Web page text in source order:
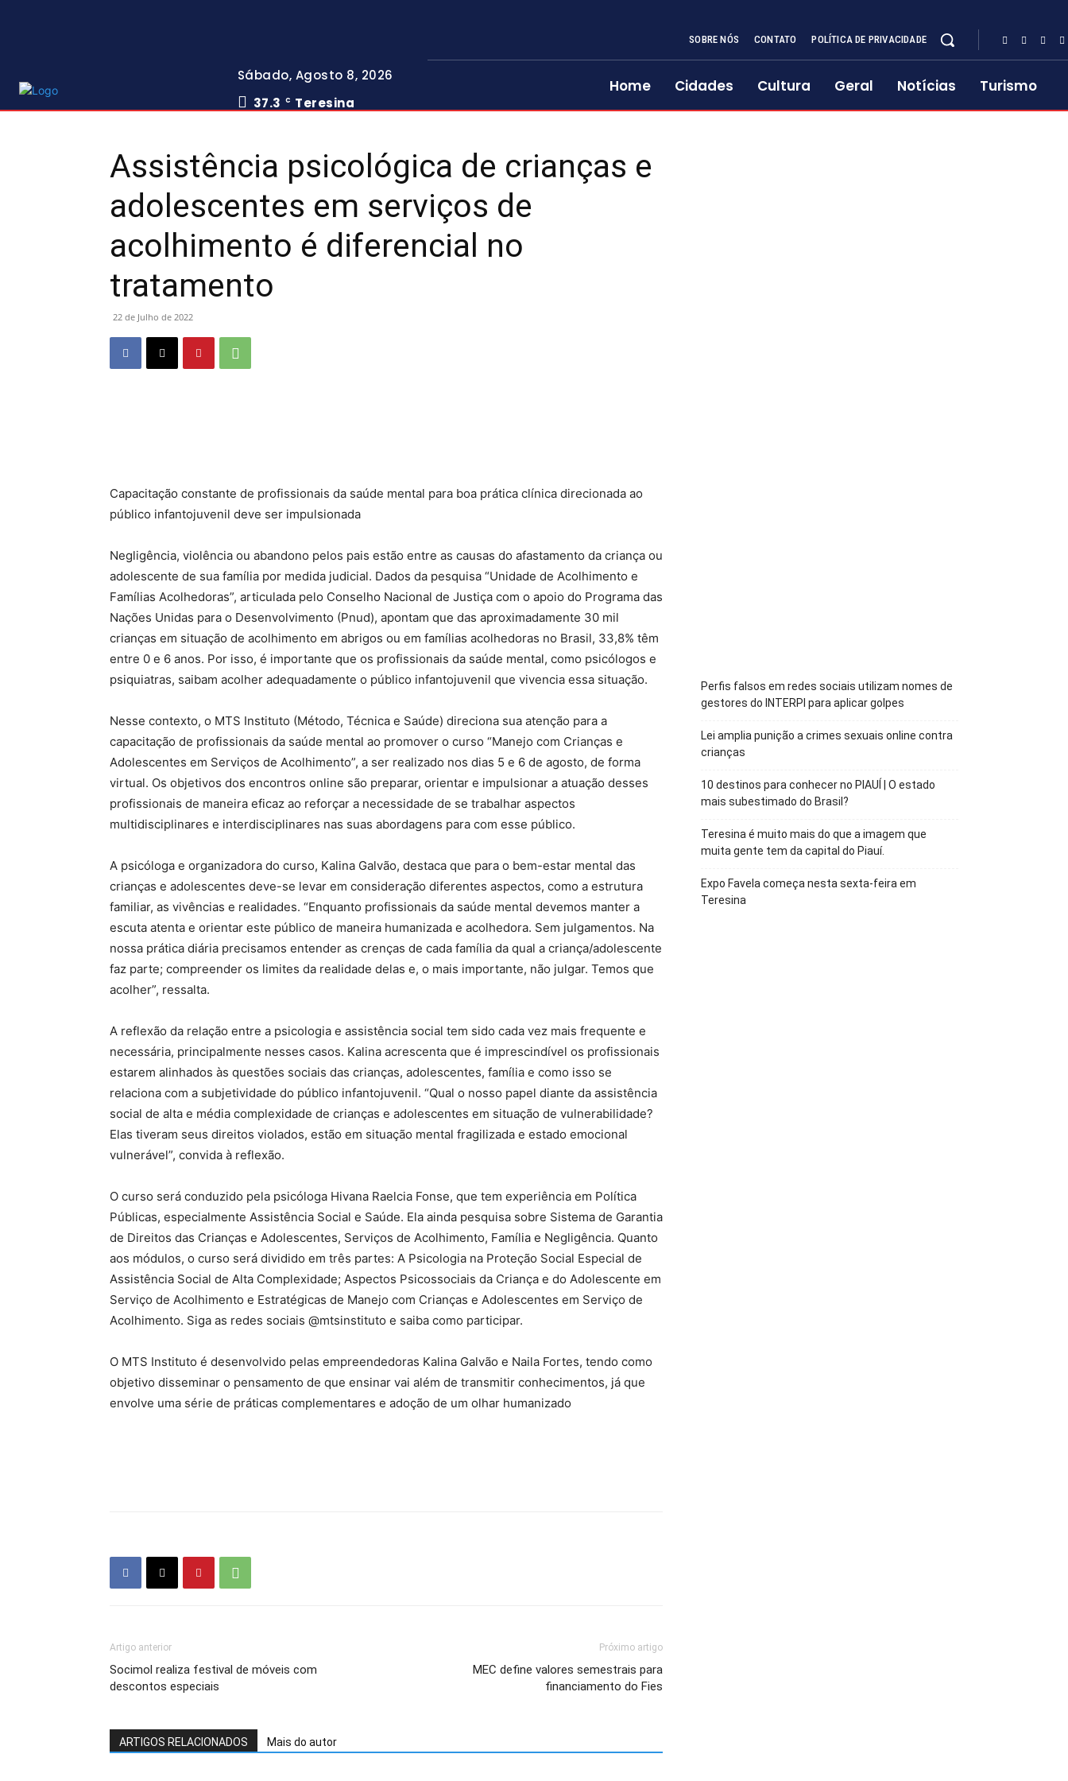
Sábado, Agosto 8, 2026
37.3
C Teresina
SOBRE NÓS CONTATO POLÍTICA DE PRIVACIDADE
Home Cidades Cultura Geral Notícias Turismo
Assistência psicológica de crianças e
adolescentes em serviços de
acolhimento é diferencial no
tratamento
22 de Julho de 2022
Capacitação constante de profissionais da saúde mental para boa prática clínica direcionada ao
público infantojuvenil deve ser impulsionada
Negligência, violência ou abandono pelos pais estão entre as causas do afastamento da criança ou
adolescente de sua família por medida judicial. Dados da pesquisa “Unidade de Acolhimento e
Famílias Acolhedoras”, articulada pelo Conselho Nacional de Justiça com o apoio do Programa das
Nações Unidas para o Desenvolvimento (Pnud), apontam que das aproximadamente 30 mil
crianças em situação de acolhimento em abrigos ou em famílias acolhedoras no Brasil, 33,8% têm
entre 0 e 6 anos. Por isso, é importante que os profissionais da saúde mental, como psicólogos e
psiquiatras, saibam acolher adequadamente o público infantojuvenil que vivencia essa situação.
Nesse contexto, o MTS Instituto (Método, Técnica e Saúde) direciona sua atenção para a
capacitação de profissionais da saúde mental ao promover o curso “Manejo com Crianças e
Adolescentes em Serviços de Acolhimento”, a ser realizado nos dias 5 e 6 de agosto, de forma
virtual. Os objetivos dos encontros online são preparar, orientar e impulsionar a atuação desses
profissionais de maneira eficaz ao reforçar a necessidade de se trabalhar aspectos
multidisciplinares e interdisciplinares nas suas abordagens para com esse público.
A psicóloga e organizadora do curso, Kalina Galvão, destaca que para o bem-estar mental das
crianças e adolescentes deve-se levar em consideração diferentes aspectos, como a estrutura
familiar, as vivências e realidades. “Enquanto profissionais da saúde mental devemos manter a
escuta atenta e orientar este público de maneira humanizada e acolhedora. Sem julgamentos. Na
nossa prática diária precisamos entender as crenças de cada família da qual a criança/adolescente
faz parte; compreender os limites da realidade delas e, o mais importante, não julgar. Temos que
acolher”, ressalta.
A reflexão da relação entre a psicologia e assistência social tem sido cada vez mais frequente e
necessária, principalmente nesses casos. Kalina acrescenta que é imprescindível os profissionais
estarem alinhados às questões sociais das crianças, adolescentes, família e como isso se
relaciona com a subjetividade do público infantojuvenil. “Qual o nosso papel diante da assistência
social de alta e média complexidade de crianças e adolescentes em situação de vulnerabilidade?
Elas tiveram seus direitos violados, estão em situação mental fragilizada e estado emocional
vulnerável”, convida à reflexão.
O curso será conduzido pela psicóloga Hivana Raelcia Fonse, que tem experiência em Política
Públicas, especialmente Assistência Social e Saúde. Ela ainda pesquisa sobre Sistema de Garantia
de Direitos das Crianças e Adolescentes, Serviços de Acolhimento, Família e Negligência. Quanto
aos módulos, o curso será dividido em três partes: A Psicologia na Proteção Social Especial de
Assistência Social de Alta Complexidade; Aspectos Psicossociais da Criança e do Adolescente em
Serviço de Acolhimento e Estratégicas de Manejo com Crianças e Adolescentes em Serviço de
Acolhimento. Siga as redes sociais @mtsinstituto e saiba como participar.
O MTS Instituto é desenvolvido pelas empreendedoras Kalina Galvão e Naila Fortes, tendo como
objetivo disseminar o pensamento de que ensinar vai além de transmitir conhecimentos, já que
envolve uma série de práticas complementares e adoção de um olhar humanizado
Artigo anterior
Socimol realiza festival de móveis com
descontos especiais
Próximo artigo
MEC define valores semestrais para
financiamento do Fies
ARTIGOS RELACIONADOS Mais do autor
Perfis falsos em redes sociais utilizam nomes de
gestores do INTERPI para aplicar golpes
Lei amplia punição a crimes sexuais online contra
crianças
10 destinos para conhecer no PIAUÍ | O estado
mais subestimado do Brasil?
Teresina é muito mais do que a imagem que
muita gente tem da capital do Piauí.
Expo Favela começa nesta sexta-feira em
Teresina